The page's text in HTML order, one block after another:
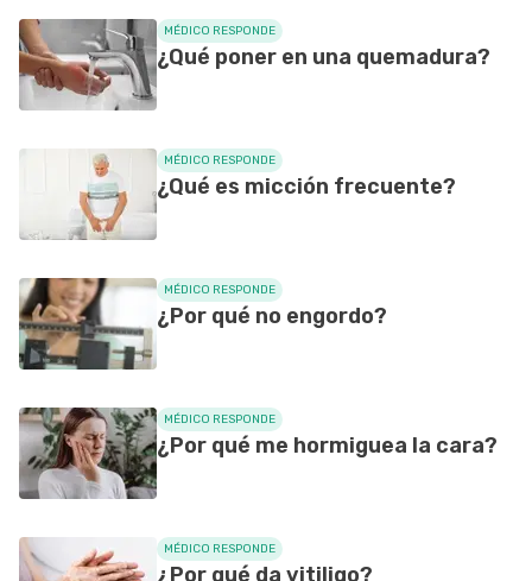
MÉDICO RESPONDE
¿Qué poner en una quemadura?
MÉDICO RESPONDE
¿Qué es micción frecuente?
MÉDICO RESPONDE
¿Por qué no engordo?
MÉDICO RESPONDE
¿Por qué me hormiguea la cara?
MÉDICO RESPONDE
¿Por qué da vitiligo?